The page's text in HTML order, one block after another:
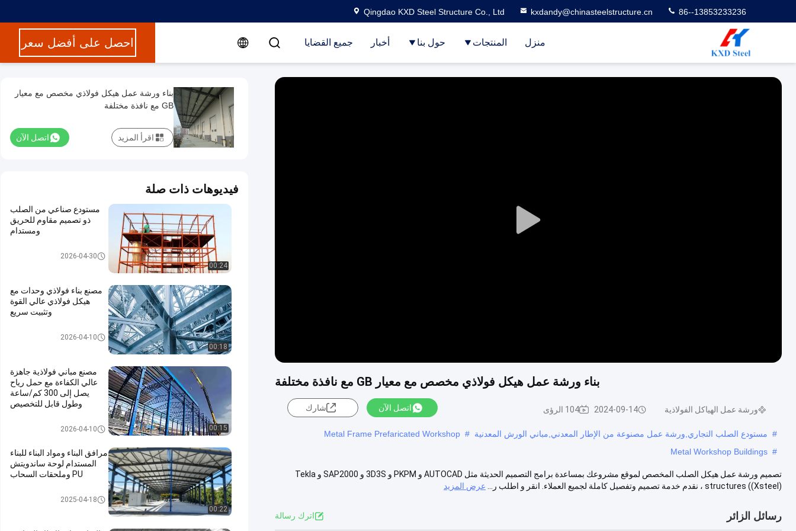
Qingdao KXD Steel Structure Co., Ltd kxdandy@chinasteelstructure.cn 86--13853233236
منزل المنتجات حول بنا أخبار جميع القضايا احصل على أفضل سعر
Play
بناء ورشة عمل هيكل فولاذي مخصص مع معيار GB مع نافذة مختلفة
ورشة عمل الهياكل الفولاذية 2024-09-14 104 الرؤى اتصل الآن شارك
# مستودع الصلب التجاري,ورشة عمل مصنوعة من الإطار المعدني,مباني الورش المعدنية #
Metal Frame Prefaricated Workshop
#
Metal Workshop Buildings
تصميم ورشة عمل هيكل الصلب المخصص لموقع مشروعك بمساعدة برامج التصميم الحديثة مثل AUTOCAD و PKPM و 3D3S و SAP2000 و Tekla
structures ((Xsteel) ، نقدم خدمة تصميم وتفصيل كاملة لجميع العملاء. انقر و اطلب ر...
عرض المزيد
رسائل الزائر اترك رسالة
بناء ورشة عمل هيكل فولاذي مخصص مع معيار
GB مع نافذة مختلفة
اتصل الآن اقرأ المزيد
فيديوهات ذات صلة
00:24
مستودع صناعي من الصلب
ذو تصميم مقاوم للحريق
ومستدام
مستودع الهيكل الصلبي2026-04-30
00:18
مصنع بناء فولاذي وحدات مع
هيكل فولاذي عالي القوة
وتثبيت سريع
ورشة عمل الهياكل الفولاذية
2026-04-10
00:15
مصنع مباني فولاذية جاهزة
عالي الكفاءة مع حمل رياح
يصل إلى 300 كم/ساعة
وطول قابل للتخصيص
مستودع الهيكل الصلبي2026-04-10
00:22
مرافق البناء ومواد البناء للبناء
المستدام لوحة ساندويتش
PU وملحقات السحاب
بناء الهياكل الفولاذية2025-04-18